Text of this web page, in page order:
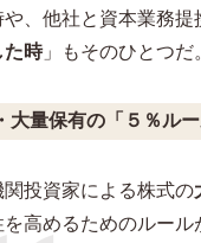
や、他社と資本業務提
た時」もそのひとつだ
・大量保有の「５％ルー
関投資家による株式の
を高めるためのルール